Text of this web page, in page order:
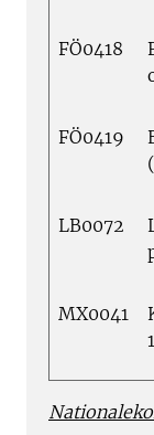
FÖ0418
FÖ0419
LB0072
MX0041